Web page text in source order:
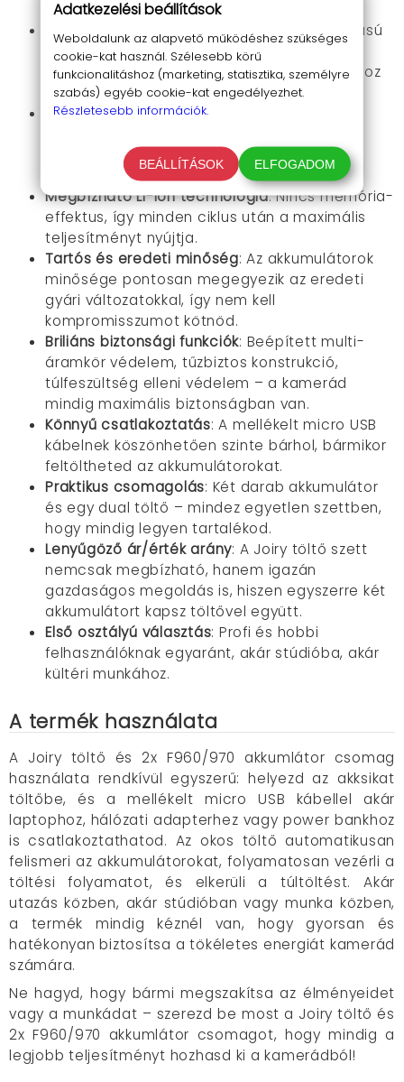
modellekhez is.
Extra hosszú üzemidő: A 8800 mAh kapacitású
akkumulátorokkal lényegesen tovább
dolgozhatsz, akár egész napos forgatásokhoz
is ideális!
Gyors és biztonságos töltés
megóvja az akkukat a túltöltéstől, a
rövidzárlattól és a túlmelegedéstől.
Megbízható Li-ion technológia: Nincs memória-
effektus, így minden ciklus után a maximális
teljesítményt nyújtja.
Tartós és eredeti minőség: Az akkumulátorok
minősége pontosan megegyezik az eredeti
gyári változatokkal, így nem kell
kompromisszumot kötnöd.
Briliáns biztonsági funkciók: Beépített multi-
áramkör védelem, tűzbiztos konstrukció,
túlfeszültség elleni védelem – a kamerád
mindig maximális biztonságban van.
Könnyű csatlakoztatás: A mellékelt micro USB
kábelnek köszönhetően szinte bárhol, bármikor
feltöltheted az akkumulátorokat.
Praktikus csomagolás: Két darab akkumulátor
és egy dual töltő – mindez egyetlen szettben,
hogy mindig legyen tartalékod.
Lenyűgöző ár/érték arány: A Joiry töltő szett
nemcsak megbízható, hanem igazán
gazdaságos megoldás is, hiszen egyszerre két
akkumulátort kapsz töltővel együtt.
Első osztályú választás: Profi és hobbi
felhasználóknak egyaránt, akár stúdióba, akár
kültéri munkához.
A termék használata
A Joiry töltő és 2x F960/970 akkumlátor csomag
használata rendkívül egyszerű: helyezd az akksikat
töltőbe, és a mellékelt micro USB kábellel akár
laptophoz, hálózati adapterhez vagy power bankhoz
is csatlakoztathatod. Az okos töltő automatikusan
felismeri az akkumulátorokat, folyamatosan vezérli a
töltési folyamatot, és elkerüli a túltöltést. Akár
utazás közben, akár stúdióban vagy munka közben,
a termék mindig kéznél van, hogy gyorsan és
hatékonyan biztosítsa a tökéletes energiát kamerád
számára.
Ne hagyd, hogy bármi megszakítsa az élményeidet
vagy a munkádat – szerezd be most a Joiry töltő és
2x F960/970 akkumlátor csomagot, hogy mindig a
legjobb teljesítményt hozhasd ki a kamerádból!
Adatkezelési beállítások
Weboldalunk az alapvető működéshez szükséges
cookie-kat használ. Szélesebb körű
funkcionalitáshoz (marketing, statisztika, személyre
szabás) egyéb cookie-kat engedélyezhet.
Részletesebb információk.
BEÁLLÍTÁSOK ELFOGADOM